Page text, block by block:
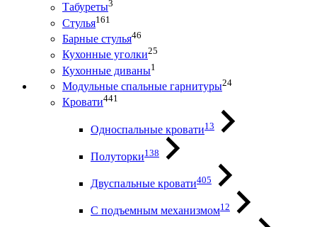
Табуреты3
Стулья161
Барные стулья46
Кухонные уголки25
Кухонные диваны1
Модульные спальные гарнитуры24
Кровати441
Односпальные кровати13
Полуторки138
Двуспальные кровати405
С подъемным механизмом12